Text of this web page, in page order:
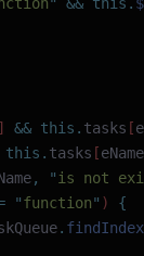
] && this. tasks [
this. tasks [eName
, " is not
"function" ) {
. findIndex